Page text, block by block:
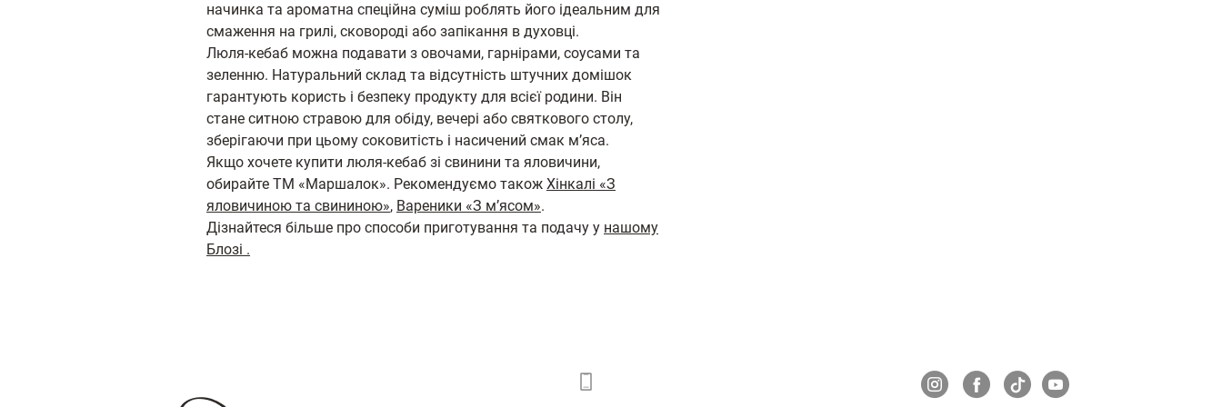
начинка та ароматна спеційна суміш роблять його ідеальним для
смаження на грилі, сковороді або запікання в духовці.
Люля‑кебаб можна подавати з овочами, гарнірами, соусами та
зеленню. Натуральний склад та відсутність штучних домішок
гарантують користь і безпеку продукту для всієї родини. Він
стане ситною стравою для обіду, вечері або святкового столу,
зберігаючи при цьому соковитість і насичений смак м’яса.
Якщо хочете купити люля‑кебаб зі свинини та яловичини,
обирайте ТМ «Маршалок». Рекомендуємо також Хінкалі «З
яловичиною та свининою», Вареники «З м’ясом».
Дізнайтеся більше про способи приготування та подачу у нашому
Блозі .